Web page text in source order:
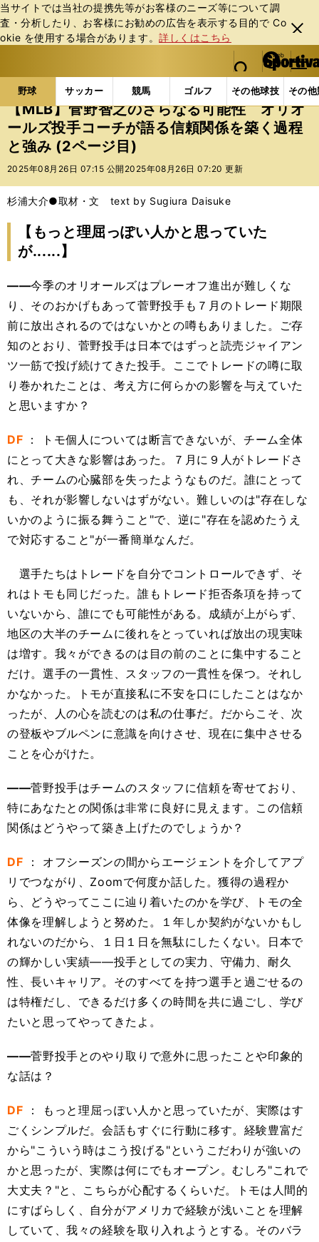
当サイトでは当社の提携先等がお客様のニーズ等について調
査・分析したり、お客様にお勧めの広告を表⽰する⽬的で Co
okie を使⽤する場合があります。詳しくはこちら
閉じ
る
web Sportiva (webスポルティーバ)
検索
マイペ
ー
ジ
メニュ
野球 サッカー 競馬 ゴルフ その他球技 その
b
ス
ポ
ル
テ
ー
バ
野球の記事一覧 MLB MLB 【MLB】菅野智之
【MLB】菅野智之のさらなる可能性 オリオ
ールズ投手コーチが語る信頼関係を築く過程
と強み (2ページ目)
2025年08月26日 07:15 公開 2025年08月26日 07:20 更新
杉浦大介●取材・文 text by Sugiura Daisuke
【もっと理屈っぽい人かと思っていた
が......】
――今季のオリオールズはプレーオフ進出が難しくな
り、そのおかげもあって菅野投手も７月のトレード期限
前に放出されるのではないかとの噂もありました。ご存
知のとおり、菅野投手は日本ではずっと読売ジャイアン
ツ一筋で投げ続けてきた投手。ここでトレードの噂に取
り巻かれたことは、考え方に何らかの影響を与えていた
と思いますか？
DF ： トモ個人については断言できないが、チーム全体
にとって大きな影響はあった。７月に９人がトレードさ
れ、チームの心臓部を失ったようなものだ。誰にとって
も、それが影響しないはずがない。難しいのは"存在しな
いかのように振る舞うこと"で、逆に"存在を認めたうえ
で対応すること"が一番簡単なんだ。
選手たちはトレードを自分でコントロールできず、そ
れはトモも同じだった。誰もトレード拒否条項を持って
いないから、誰にでも可能性がある。成績が上がらず、
地区の大半のチームに後れをとっていれば放出の現実味
は増す。我々ができるのは目の前のことに集中すること
だけ。選手の一貫性、スタッフの一貫性を保つ。それし
かなかった。トモが直接私に不安を口にしたことはなか
ったが、人の心を読むのは私の仕事だ。だからこそ、次
の登板やブルペンに意識を向けさせ、現在に集中させる
ことを心がけた。
――菅野投手はチームのスタッフに信頼を寄せており、
特にあなたとの関係は非常に良好に見えます。この信頼
関係はどうやって築き上げたのでしょうか？
DF ： オフシーズンの間からエージェントを介してアプ
リでつながり、Zoomで何度か話した。獲得の過程か
ら、どうやってここに辿り着いたのかを学び、トモの全
体像を理解しようと努めた。１年しか契約がないかもし
れないのだから、１日１日を無駄にしたくない。日本で
の輝かしい実績――投手としての実力、守備力、耐久
性、長いキャリア。そのすべてを持つ選手と過ごせるの
は特権だし、できるだけ多くの時間を共に過ごし、学び
たいと思ってやってきたよ。
――菅野投手とのやり取りで意外に思ったことや印象的
な話は？
DF ： もっと理屈っぽい人かと思っていたが、実際はす
ごくシンプルだ。会話もすぐに行動に移す。経験豊富だ
から"こういう時はこう投げる"というこだわりが強いの
かと思ったが、実際は何にでもオープン。むしろ"これで
大丈夫？"と、こちらが心配するくらいだ。トモは人間的
にすばらしく、自分がアメリカで経験が浅いことを理解
していて、我々の経験を取り入れようとする。そのバラ